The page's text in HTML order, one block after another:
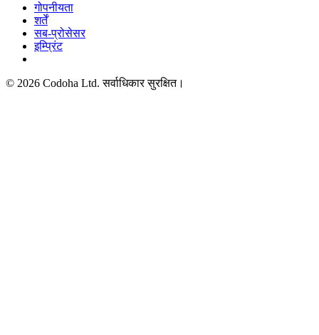
गोपनीयता
शर्तें
सब-प्रोसेसर
इम्प्रिंट
© 2026 Codoha Ltd.सर्वाधिकार सुरक्षित।